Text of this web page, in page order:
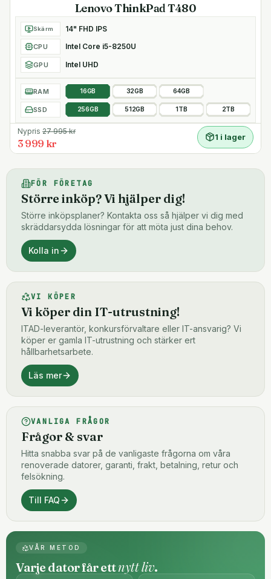
Lenovo ThinkPad T480
Skärm 14" FHD IPS
CPU Intel Core i5-8250U
GPU Intel UHD
RAM 16GB 32GB 64GB
SSD 256GB 512GB 1TB 2TB
Nypris 27 995kr
3 999 kr
1 i lager
FÖR FÖRETAG
Större inköp? Vi hjälper dig!
Större inköpsplaner? Kontakta oss så hjälper vi dig med
skräddarsydda lösningar för att möta just dina behov.
Kolla in
VI KÖPER
Vi köper din IT-utrustning!
ITAD-leverantör, konkursförvaltare eller IT-ansvarig? Vi
köper er gamla IT-utrustning och stärker ert
hållbarhetsarbete.
Läs mer
VANLIGA FRÅGOR
Frågor & svar
Hitta snabba svar på de vanligaste frågorna om våra
renoverade datorer, garanti, frakt, betalning, retur och
felsökning.
Till FAQ
VÅR METOD
Varje dator får ettnytt liv.